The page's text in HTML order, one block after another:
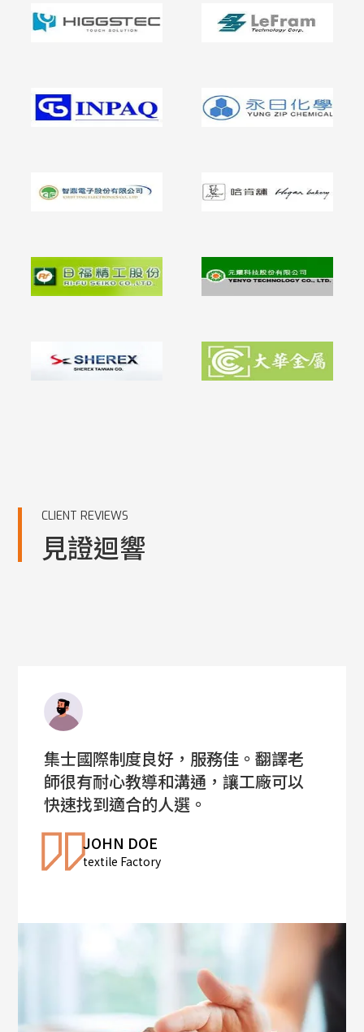
CLIENT REVIEWS
見證迴響
集士國際制度良好，服務佳。翻譯老
師很有耐心教導和溝通，讓工廠可以
快速找到適合的人選。
JOHN DOE
textile Factory